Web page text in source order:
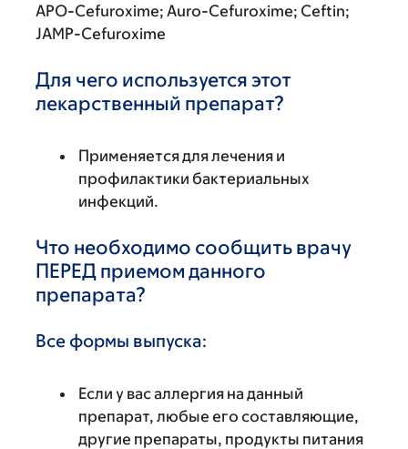
APO-Cefuroxime; Auro-Cefuroxime; Ceftin;
JAMP-Cefuroxime
Для чего используется этот
лекарственный препарат?
Применяется для лечения и
профилактики бактериальных
инфекций.
Что необходимо сообщить врачу
ПЕРЕД приемом данного
препарата?
Все формы выпуска:
Если у вас аллергия на данный
препарат, любые его составляющие,
другие препараты, продукты питания